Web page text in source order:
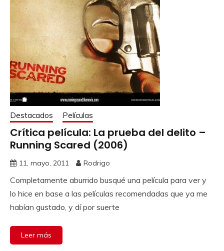
Destacados Películas
Crítica película: La prueba del delito –
Running Scared (2006)
11, mayo, 2011 Rodrigo
Completamente aburrido busqué una película para ver y
lo hice en base a las películas recomendadas que ya me
habían gustado, y dí por suerte
Leer más